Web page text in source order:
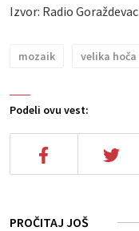
Podeli ovu vest:
Izvor: Radio Goraždevac
mozaik velika hoča
PROČITAJ JOŠ